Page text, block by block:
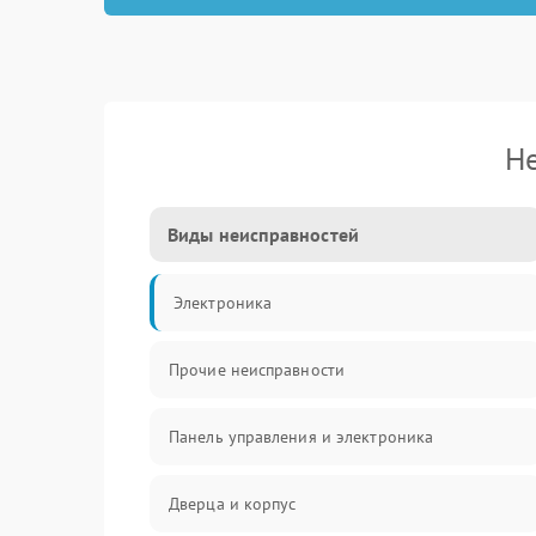
Виды неисправностей
Электроника
Прочие неисправности
Панель управления и электроника
Дверца и корпус